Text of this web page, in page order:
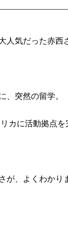
人気だった赤西
、突然の留学。
カに活動拠点を
が、よくわかり